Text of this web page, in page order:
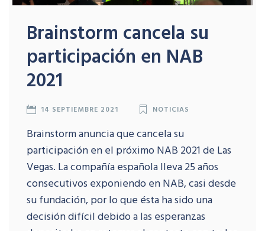
Brainstorm cancela su
participación en NAB
2021
14 SEPTIEMBRE 2021 NOTICIAS
Brainstorm anuncia que cancela su
participación en el próximo NAB 2021 de Las
Vegas. La compañía española lleva 25 años
consecutivos exponiendo en NAB, casi desde
su fundación, por lo que ésta ha sido una
decisión difícil debido a las esperanzas